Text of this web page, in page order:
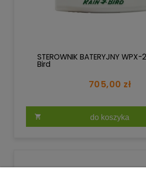
STEROWNIK BATERYJNY WPX-
Bird
705,00 zł
do koszyka